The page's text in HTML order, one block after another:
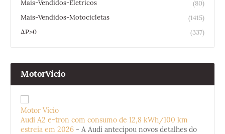
Mais-Vendidos-Eletricos
(80)
Mais-Vendidos-Motocicletas
(1415)
ΔP>0
(337)
MotorVicio
Motor Vício
Audi A2 e-tron com consumo de 12,8 kWh/100 km
estreia em 2026 - A Audi antecipou novos detalhes do